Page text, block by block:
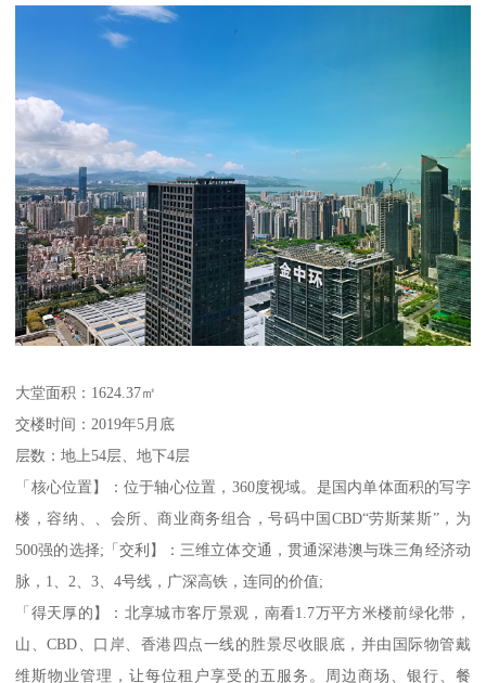
大堂面积：1624.37㎡
交楼时间：2019年5月底
层数：地上54层、地下4层
「核心位置】：位于轴心位置，360度视域。是国内单体面积的写字
楼，容纳、、会所、商业商务组合，号码中国CBD“劳斯莱斯”，为
500强的选择;「交利】：三维立体交通，贯通深港澳与珠三角经济动
脉，1、2、3、4号线，广深高铁，连同的价值;
「得天厚的】：北享城市客厅景观，南看1.7万平方米楼前绿化带，
山、CBD、口岸、香港四点一线的胜景尽收眼底，并由国际物管戴
维斯物业管理，让每位租户享受的五服务。周边商场、银行、餐